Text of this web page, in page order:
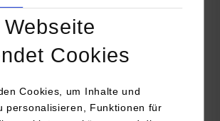
Cookies
Cookies, um Inhalte und
personalisieren, Funktionen für
Wirtschaftsrecht (RSW)